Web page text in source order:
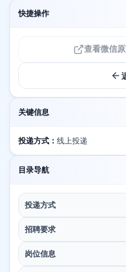
快捷操作
查看微信原
关键信息
投递方式： 线上投递
目录导航
投递方式
招聘要求
岗位信息